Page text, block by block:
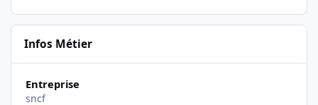
Infos Métier
Entreprise
sncf